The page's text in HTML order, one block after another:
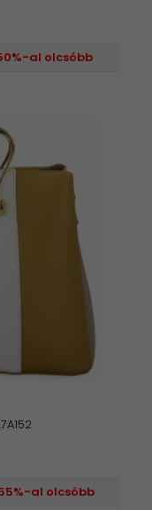
al olcsóbb
al olcsóbb